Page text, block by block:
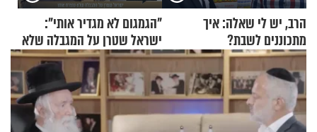
הרב, יש לי שאלה: איך
מתכוננים לשבת?
"הגמגום לא מגדיר אותי":
ישראל שטרן על המגבלה שלא
עוצרת אותו